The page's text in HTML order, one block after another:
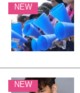
NEW
NEW